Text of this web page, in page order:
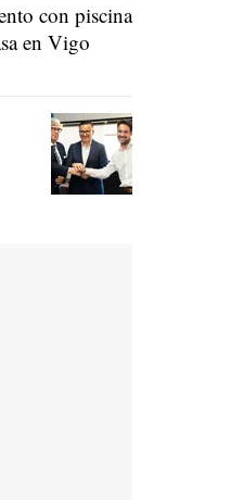
con piscina
en Vigo